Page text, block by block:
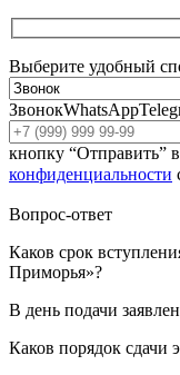
Выберите удобный
ЗвонокWhatsApp
кнопку “Отправить”
конфиденциальности
Вопрос-ответ
Каков срок
Приморья»?
В день подачи
Каков порядок сдачи